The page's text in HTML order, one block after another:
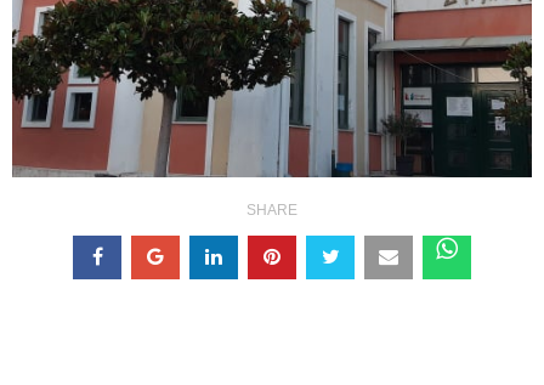
SHARE